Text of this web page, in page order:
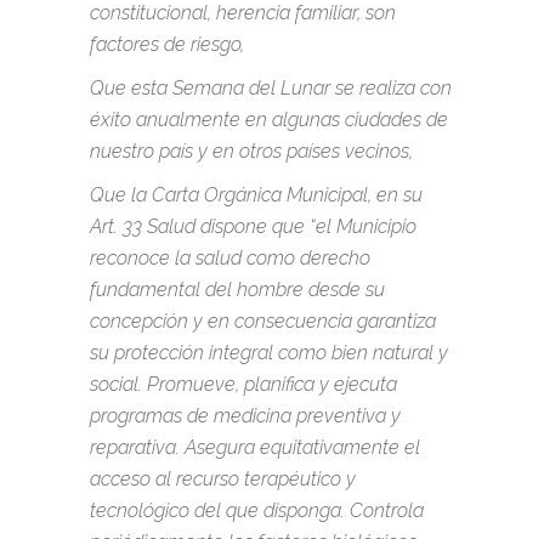
constitucional, herencia familiar, son
factores de riesgo,
Que esta Semana del Lunar se realiza con
éxito anualmente en algunas ciudades de
nuestro país y en otros países vecinos,
Que la Carta Orgánica Municipal, en su
Art. 33 Salud dispone que “el Municipio
reconoce la salud como derecho
fundamental del hombre desde su
concepción y en consecuencia garantiza
su protección integral como bien natural y
social. Promueve, planifica y ejecuta
programas de medicina preventiva y
reparativa. Asegura equitativamente el
acceso al recurso terapéutico y
tecnológico del que disponga. Controla